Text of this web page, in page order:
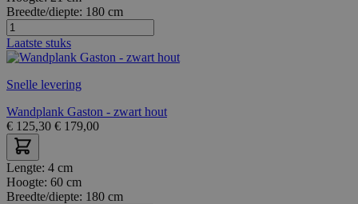
Breedte/diepte: 180 cm
Laatste stuks
Snelle levering
Wandplank Gaston - zwart hout
€ 125,30 € 179,00
Lengte: 4 cm
Hoogte: 60 cm
Breedte/diepte: 180 cm